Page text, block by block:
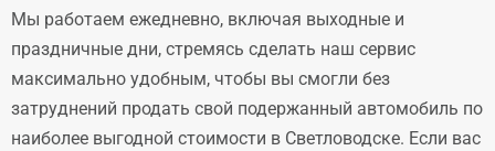
Мы работаем ежедневно, включая выходные и
праздничные дни, стремясь сделать наш сервис
максимально удобным, чтобы вы смогли без
затруднений продать свой подержанный автомобиль по
наиболее выгодной стоимости в Светловодске. Если вас